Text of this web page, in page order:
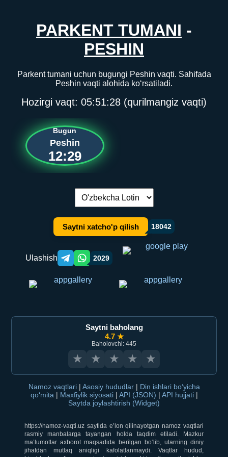
PARKENT TUMANI -
PESHIN
Parkent tumani uchun bugungi Peshin vaqti. Sahifada
Peshin vaqti alohida ko‘rsatiladi.
Hozirgi vaqt: 05:51:28 (qurilmangiz vaqti)
Bugun
Peshin
12:29
Tilni almashtirish:
Saytni xatcho'p qilish 18042
Ulashish Telegram orqali ulashish
WhatsApp orqali ulashish
2029
Saytni baholang
4.7 ★
Baholovchi: 445
★ ★ ★ ★ ★
Namoz vaqtlari | Asosiy hududlar | Din ishlari bo‘yicha
qo‘mita | Maxfiylik siyosati | API (JSON) | API hujjati |
Saytda joylashtirish (Widget)
https://namoz-vaqti.uz saytida e’lon qilinayotgan namoz vaqtlari
rasmiy manbalarga tayangan holda taqdim etiladi. Mazkur
ma’lumotlar axborot maqsadida berilgan bo‘lib, ularning diniy
jihatdan mutlaq aniqligi kafolatlanmaydi. Vaqtlar hudud,